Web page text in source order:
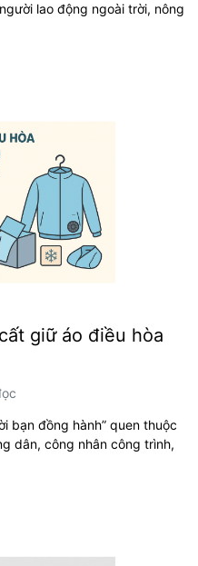
lao động ngoài trời, nông
giữ áo điều hòa
bạn đồng hành” quen thuộc
dân, công nhân công trình,